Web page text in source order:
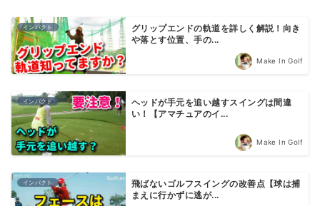
インパクト
グリップエンドの軌道を詳しく解説！向き
や落とす位置、手の...
Make In Golf
インパクト
ヘッドが手元を追い越すスイングは間違
い！【アマチュアのイ...
Make In Golf
インパクト
飛ばないゴルフスイングの改善点【球は捕
まえに行かずに逃が...